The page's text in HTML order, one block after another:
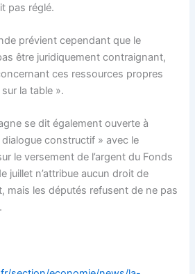
pas réglé.
prévient cependant que le
être juridiquement contraignant,
ces ressources propres
la table ».
se dit également ouverte à
dialogue constructif » avec le
le versement de l’argent du Fonds
juillet n’attribue aucun droit de
mais les députés refusent de ne pas